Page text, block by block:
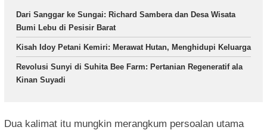
Dari Sanggar ke Sungai: Richard Sambera dan Desa Wisata
Bumi Lebu di Pesisir Barat
Kisah Idoy Petani Kemiri: Merawat Hutan, Menghidupi Keluarga
Revolusi Sunyi di Suhita Bee Farm: Pertanian Regeneratif ala
Kinan Suyadi
Dua kalimat itu mungkin merangkum persoalan utama